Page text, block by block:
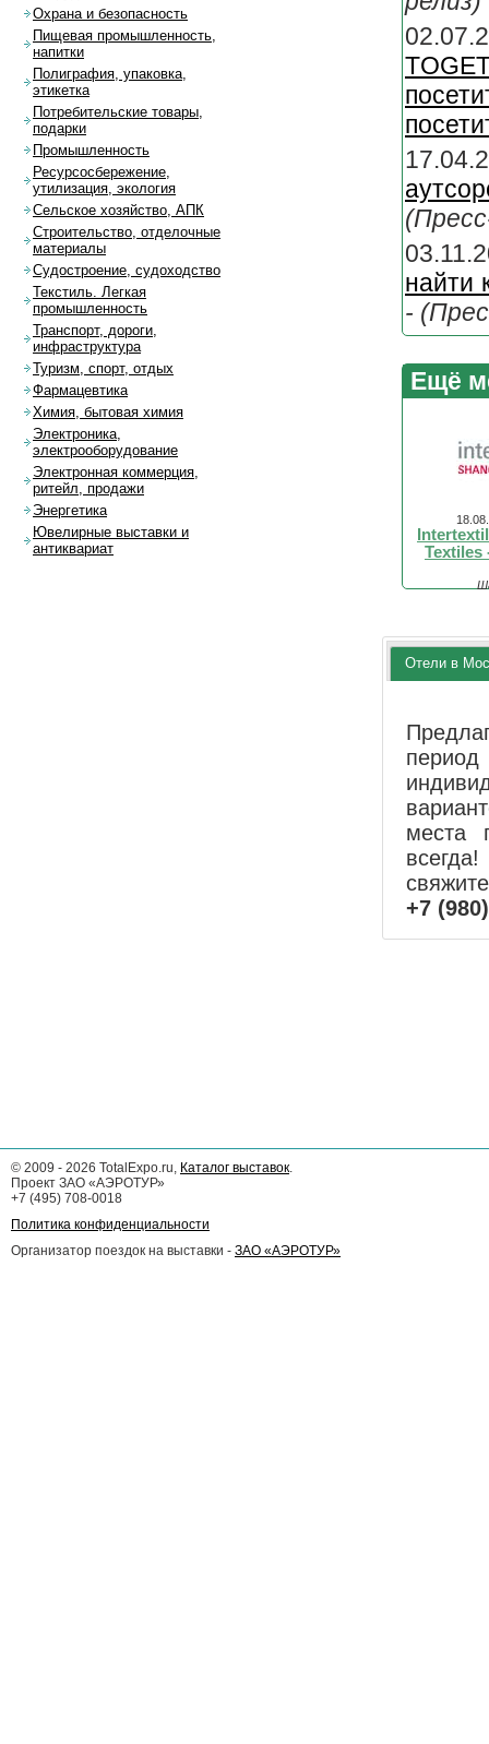
найти
-
Ещё
Textiles
Отели в
места
+7
Охрана и безопасность
Пищевая промышленность,
напитки
Полиграфия, упаковка,
этикетка
Потребительские товары,
подарки
Промышленность
Ресурсосбережение,
утилизация, экология
Сельское хозяйство, АПК
Строительство, отделочные
материалы
Судостроение, судоходство
Текстиль. Легкая
промышленность
Транспорт, дороги,
инфраструктура
Туризм, спорт, отдых
Фармацевтика
Химия, бытовая химия
Электроника,
электрооборудование
Электронная коммерция,
ритейл, продажи
Энергетика
Ювелирные выставки и
антиквариат
© 2009 - 2026 TotalExpo.ru, Каталог выставок.
Проект ЗАО «АЭРОТУР»
+7 (495) 708-0018
Политика конфиденциальности
Организатор поездок на выставки - ЗАО «АЭРОТУР»